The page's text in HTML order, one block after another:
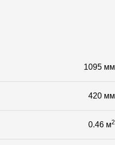
1095 мм
420 мм
0.46 м2